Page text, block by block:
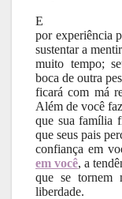
E
por experiência
sustentar a
muito tempo;
boca de outra
ficará com má
Além de você
que sua família
que seus pais
confiança em
em você, a
que se tornem
liberdade.